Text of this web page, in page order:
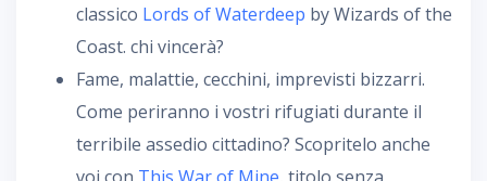
classico Lords of Waterdeep by Wizards of the
Coast. chi vincerà?
Fame, malattie, cecchini, imprevisti bizzarri.
Come periranno i vostri rifugiati durante il
terribile assedio cittadino? Scopritelo anche